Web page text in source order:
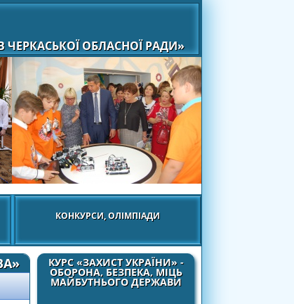
ОБЛАСНОЇ РАДИ»
КОНКУРСИ, ОЛІМПІАДИ
КУРС «ЗАХИСТ УКРАЇНИ» -
ОБОРОНА, БЕЗПЕКА, МІЦЬ
МАЙБУТНЬОГО ДЕРЖАВИ